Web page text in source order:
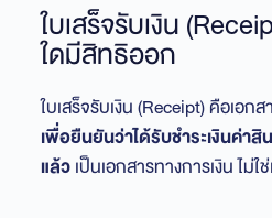
ใบเสร็จรับเงิน
ใดมีสิทธิออก
ใบเสร็จรับเงิน (Receipt) คือเอ
เพื่อยืนยันว่าได้รับชำระเงินค่า
แล้วเป็นเอกสารทางการเงิน ไม่ใ